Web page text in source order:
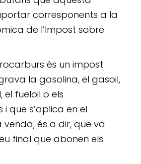
corresponents a la
de l’Impost sobre
és un impost
la gasolina, el gasoil,
fueloil o els
que s’aplica en el
és a dir, que va
final que abonen els